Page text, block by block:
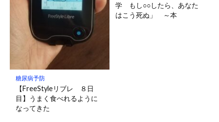
糖尿病予防
【FreeStyleリブレ ８日
目】うまく食べれるように
なってきた
学 もし○○したら、あなた
はこう死ぬ」 ～本